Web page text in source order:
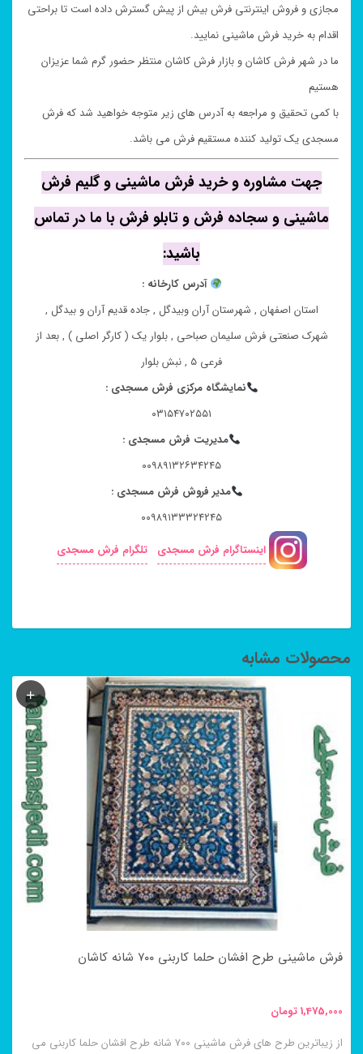
مجازی و فروش اینترنتی فرش بیش از پیش گسترش داده است تا براحتی
اقدام به خرید فرش ماشینی نمایید.
ما در شهر فرش کاشان و بازار فرش کاشان منتظر حضور گرم شما عزیزان
هستیم
با کمی تحقیق و مراجعه به آدرس های زیر متوجه خواهید شد که فرش
مسجدی یک تولید کننده مستقیم فرش می باشد.
جهت مشاوره و خرید فرش ماشینی و گلیم فرش
ماشینی و سجاده فرش و تابلو فرش با ما در تماس
باشید:
آدرس کارخانه :
استان اصفهان , شهرستان آران وبیدگل , جاده قدیم آران و بیدگل ,
شهرک صنعتی فرش سلیمان صباحی , بلوار یک ( کارگر اصلی ) , بعد از
فرعی ۵ , نبش بلوار
نمایشگاه مرکزی فرش مسجدی :
۰۳۱۵۴۷۰۲۵۵۱
مدیریت فرش مسجدی :
۰۰۹۸۹۱۳۲۶۳۴۲۴۵
مدیر فروش فرش مسجدی :
۰۰۹۸۹۱۳۳۳۲۴۲۴۵
اینستاگرام فرش مسجدی
تلگرام فرش مسجدی
محصولات مشابه
فرش ماشینی طرح افشان حلما کاربنی ۷۰۰ شانه کاشان
1,475,000تومان
از زیباترین طرح های فرش ماشینی ۷۰۰ شانه طرح افشان حلما کاربنی می